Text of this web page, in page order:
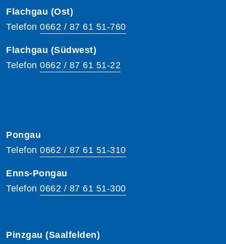
Flachgau (Ost)
Telefon 0662 / 87 61 51-760
Flachgau (Südwest)
Telefon 0662 / 87 61 51-22
Pongau
Telefon 0662 / 87 61 51-310
Enns-Pongau
Telefon 0662 / 87 61 51-300
Pinzgau (Saalfelden)